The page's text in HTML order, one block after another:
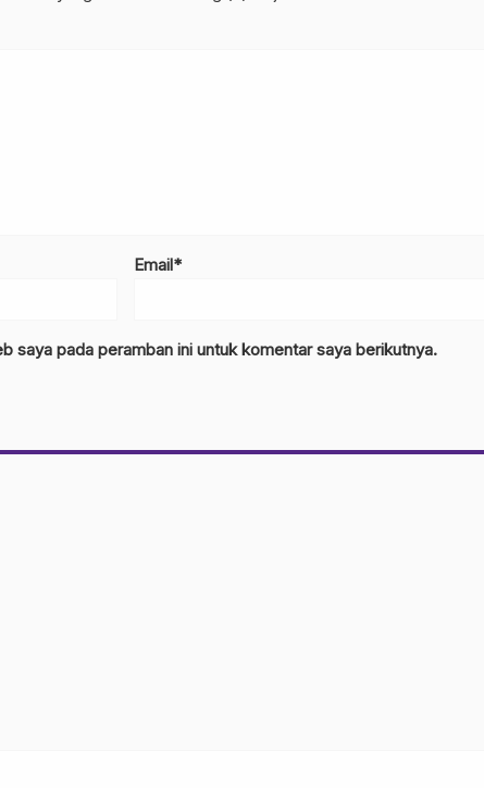
Email*
saya pada peramban ini untuk komentar saya berikutnya.